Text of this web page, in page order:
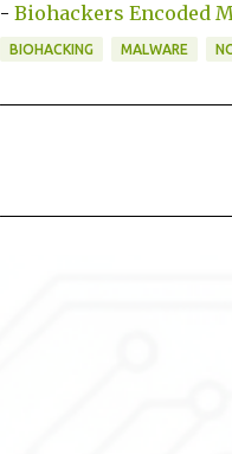
- Biohackers Encoded
BIOHACKING MALWARE